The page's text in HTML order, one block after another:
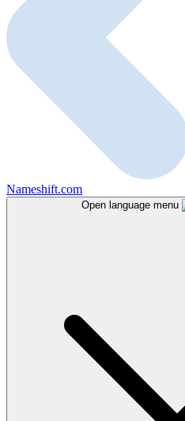
Nameshift.com
Open language menu